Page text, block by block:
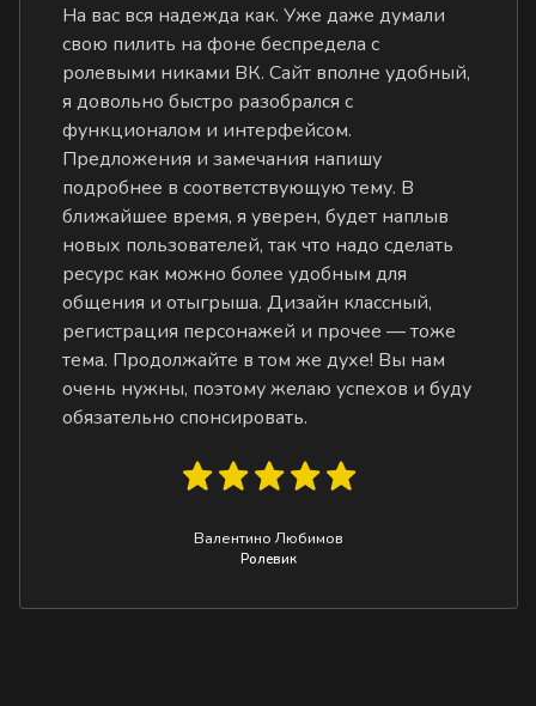
На вас вся надежда как. Уже даже думали
свою пилить на фоне беспредела с
ролевыми никами ВК. Сайт вполне удобный,
я довольно быстро разобрался с
функционалом и интерфейсом.
Предложения и замечания напишу
подробнее в соответствующую тему. В
ближайшее время, я уверен, будет наплыв
новых пользователей, так что надо сделать
ресурс как можно более удобным для
общения и отыгрыша. Дизайн классный,
регистрация персонажей и прочее — тоже
тема. Продолжайте в том же духе! Вы нам
очень нужны, поэтому желаю успехов и буду
обязательно спонсировать.
Валентино Любимов
Ролевик